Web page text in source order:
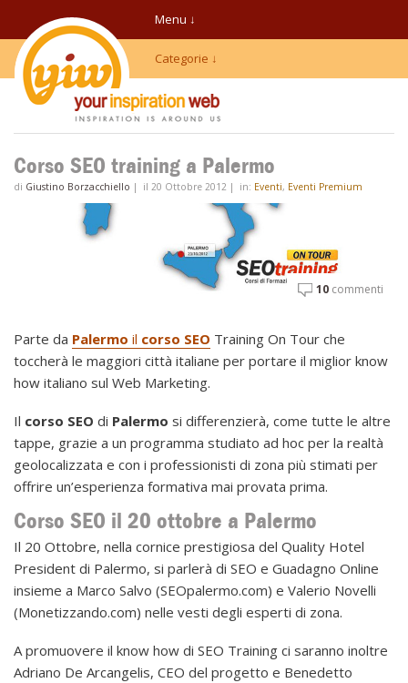
Menu ↓
Categorie ↓
Corso SEO training a Palermo
di Giustino Borzacchiello | il 20 Ottobre 2012 | in: Eventi, Eventi Premium
10 commenti
Parte da Palermo il corso SEO Training On Tour che
toccherà le maggiori città italiane per portare il miglior know
how italiano sul Web Marketing.
Il corso SEO di Palermo si differenzierà, come tutte le altre
tappe, grazie a un programma studiato ad hoc per la realtà
geolocalizzata e con i professionisti di zona più stimati per
offrire un’esperienza formativa mai provata prima.
Corso SEO il 20 ottobre a Palermo
Il 20 Ottobre, nella cornice prestigiosa del Quality Hotel
President di Palermo, si parlerà di SEO e Guadagno Online
insieme a Marco Salvo (SEOpalermo.com) e Valerio Novelli
(Monetizzando.com) nelle vesti degli esperti di zona.
A promuovere il know how di SEO Training ci saranno inoltre
Adriano De Arcangelis, CEO del progetto e Benedetto